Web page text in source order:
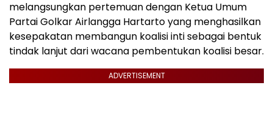
melangsungkan pertemuan dengan Ketua Umum
Partai Golkar Airlangga Hartarto yang menghasilkan
kesepakatan membangun koalisi inti sebagai bentuk
tindak lanjut dari wacana pembentukan koalisi besar.
ADVERTISEMENT